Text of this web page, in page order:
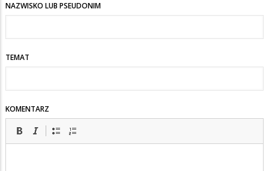
NAZWISKO LUB PSEUDONIM
TEMAT
KOMENTARZ